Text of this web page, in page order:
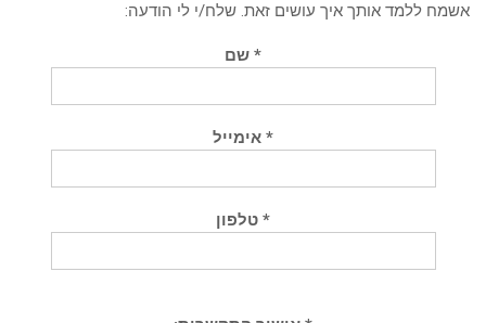
אשמח ללמד אותך איך עושים זאת. שלח/י לי הודעה:
* שם
* אימייל
* טלפון